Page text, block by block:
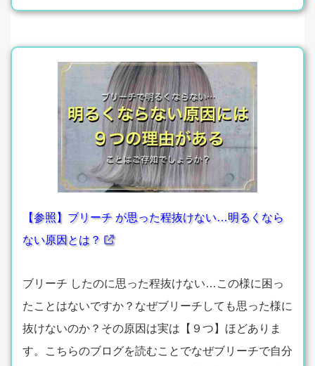
【参照】ブリーチ が思った程抜けない…明るくなら
ない原因とは？
ブリーチ したのに思った程抜けない…この様に困っ
たことはないですか？なぜブリーチしても思った様に
抜けないのか？その原因は実は【９つ】ほどありま
す。こちらのブログを読むことでなぜブリーチで自分